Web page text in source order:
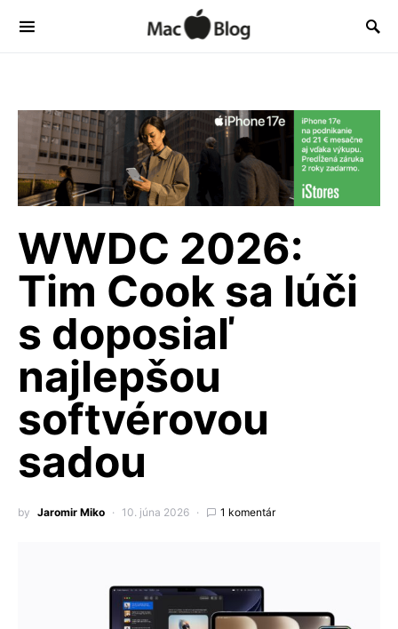
WWDC 2026:
Tim Cook sa lúči
s doposiaľ
najlepšou
softvérovou
sadou
by Jaromir Miko 10. júna 2026 1 komentár